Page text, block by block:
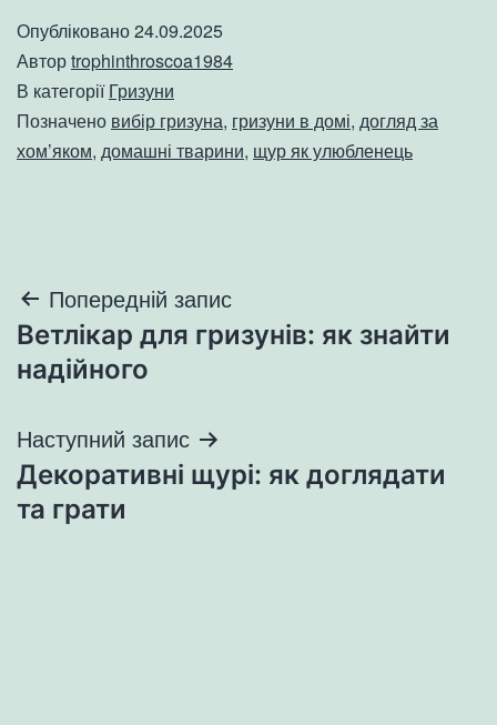
Опубліковано24.09.2025
Авторtrophinthroscoa1984
В категоріїГризуни
Позначено вибір гризуна, гризуни в домі, догляд за
хом’яком, домашні тварини, щур як улюбленець
Навігація
записів
Попередній запис
Ветлікар для гризунів: як знайти
надійного
Наступний запис
Декоративні щурі: як доглядати
та грати